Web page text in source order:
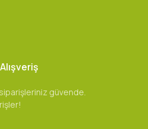
güvende.